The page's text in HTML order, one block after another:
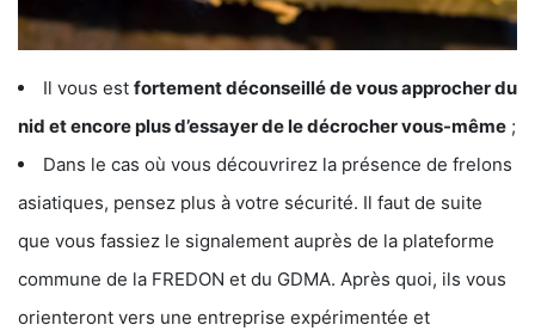
Il vous est fortement déconseillé de vous approcher du
nid et encore plus d’essayer de le décrocher vous-même ;
Dans le cas où vous découvrirez la présence de frelons
asiatiques, pensez plus à votre sécurité. Il faut de suite
que vous fassiez le signalement auprès de la plateforme
commune de la FREDON et du GDMA. Après quoi, ils vous
orienteront vers une entreprise expérimentée et